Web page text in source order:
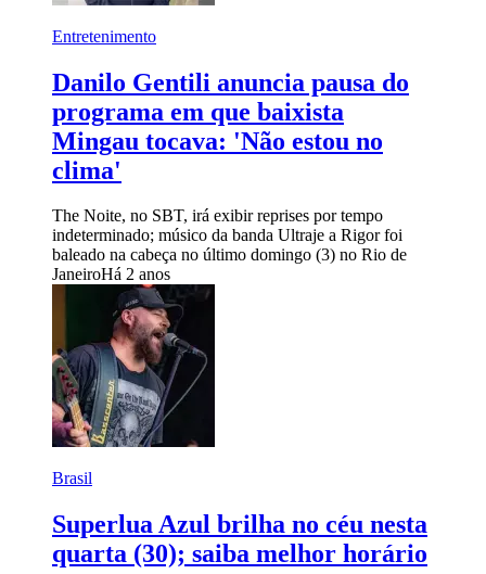
Entretenimento
Danilo Gentili anuncia pausa do
programa em que baixista
Mingau tocava: 'Não estou no
clima'
The Noite, no SBT, irá exibir reprises por tempo
indeterminado; músico da banda Ultraje a Rigor foi
baleado na cabeça no último domingo (3) no Rio de
JaneiroHá 2 anos
Brasil
Superlua Azul brilha no céu nesta
quarta (30); saiba melhor horário